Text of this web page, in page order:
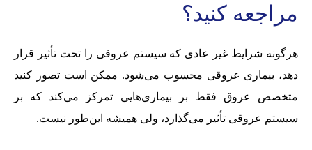
مراجعه کنید؟
هرگونه شرایط غیر عادی که سیستم عروقی را تحت تأثیر قرار
دهد، بیماری عروقی محسوب می‌شود. ممکن است تصور کنید
متخصص عروق فقط بر بیماری‌هایی تمرکز می‌کند که بر
سیستم عروقی تأثیر می‌گذارد، ولی همیشه این‌طور نیست.